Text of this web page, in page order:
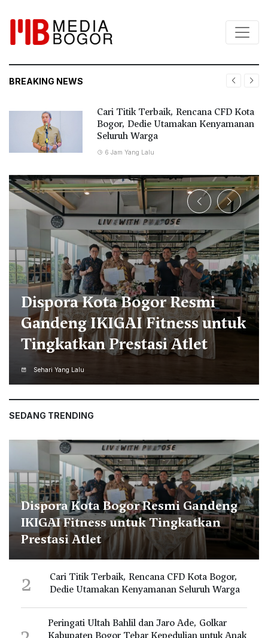
BREAKING NEWS
Cari Titik Terbaik, Rencana CFD Kota
Bogor, Dedie Utamakan Kenyamanan
Seluruh Warga
6 Jam Yang Lalu
Cari Titik Terbaik, Rencana
CFD Kota Bogor, Dedie
Utamakan Kenyamanan
Seluruh Warga
Sehari Yang Lalu
SEDANG TRENDING
Dispora Kota Bogor Resmi Gandeng
IKIGAI Fitness untuk Tingkatkan
Prestasi Atlet
2
Cari Titik Terbaik, Rencana CFD Kota Bogor,
Dedie Utamakan Kenyamanan Seluruh Warga
Peringati Ultah Bahlil dan Jaro Ade, Golkar
Kabupaten Bogor Tebar Kepedulian untuk Anak